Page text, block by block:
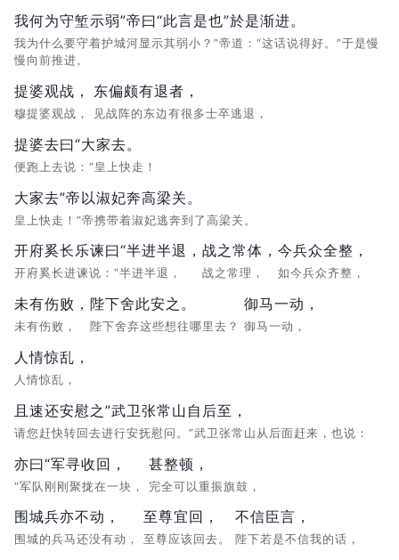
我何为守堑示弱”帝曰“此言是也”於是渐进。
我为什么要守着护城河显示其弱小？”帝道：“这话说得好。”于是慢
慢向前推进。
提婆观战，
穆提婆观战，
东偏颇有退者，
见战阵的东边有很多士卒逃退，
提婆去曰“大家去。
便跑上去说：“皇上快走！
大家去”帝以淑妃奔高梁关。
皇上快走！”帝携带着淑妃逃奔到了高梁关。
开府奚长乐谏曰“半进半退，
开府奚长进谏说：“半进半退，
战之常体，
战之常理，
今兵众全整，
如今兵众齐整，
未有伤败，
未有伤败，
陛下舍此安之。
陛下舍弃这些想往哪里去？
御马一动，
御马一动，
人情惊乱，
人情惊乱，
且速还安慰之”武卫张常山自后至，
请您赶快转回去进行安抚慰问。”武卫张常山从后面赶来，也说：
亦曰“军寻收回，
“军队刚刚聚拢在一块，
甚整顿，
完全可以重振旗鼓，
围城兵亦不动，
围城的兵马还没有动，
至尊宜回，
至尊应该回去。
不信臣言，
陛下若是不信我的话，